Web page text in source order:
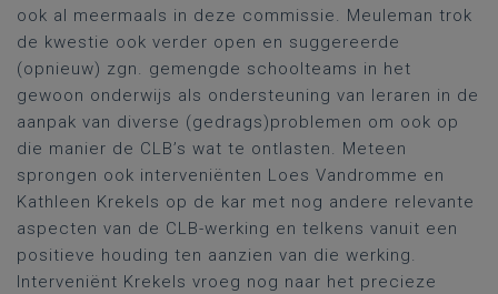
ook al meermaals in deze commissie. Meuleman trok
de kwestie ook verder open en suggereerde
(opnieuw) zgn. gemengde schoolteams in het
gewoon onderwijs als ondersteuning van leraren in de
aanpak van diverse (gedrags)problemen om ook op
die manier de CLB’s wat te ontlasten. Meteen
sprongen ook interveniënten Loes Vandromme en
Kathleen Krekels op de kar met nog andere relevante
aspecten van de CLB-werking en telkens vanuit een
positieve houding ten aanzien van die werking.
Interveniënt Krekels vroeg nog naar het precieze